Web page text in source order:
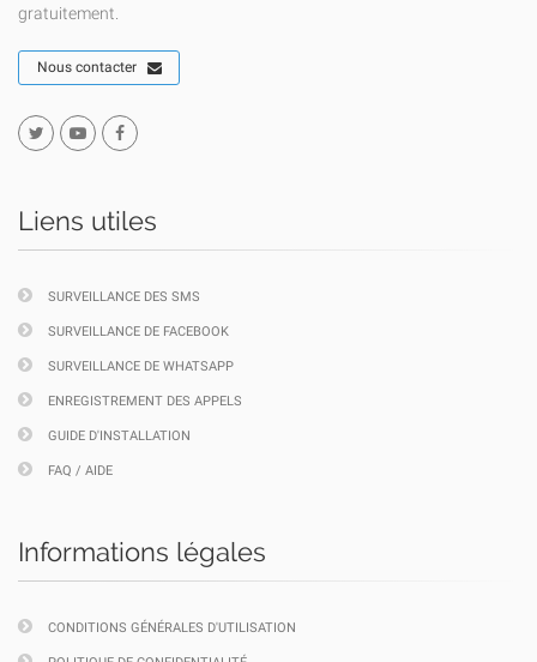
gratuitement.
Nous contacter
Liens utiles
SURVEILLANCE DES SMS
SURVEILLANCE DE FACEBOOK
SURVEILLANCE DE WHATSAPP
ENREGISTREMENT DES APPELS
GUIDE D'INSTALLATION
FAQ / AIDE
Informations légales
CONDITIONS GÉNÉRALES D'UTILISATION